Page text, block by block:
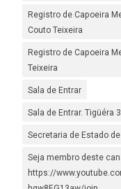
Registro de Capoeira
Couto Teixeira
Registro de Capoeira
Teixeira
Sala de Entrar
Sala de Entrar. Tigüéra
Secretaria de Estado de
Seja membro deste
https://